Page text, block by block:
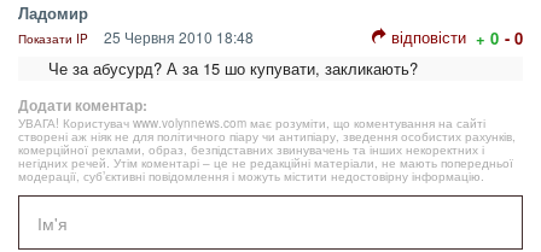
Ладомир
Показати IP 25 Червня 2010 18:48 відповісти + 0 - 0
Че за абусурд? А за 15 шо купувати, закликають?
Додати коментар:
УВАГА! Користувач www.volynnews.com має розуміти, що коментування на сайті
створені аж ніяк не для політичного піару чи антипіару, зведення особистих рахунків,
комерційної реклами, образ, безпідставних звинувачень та інших некоректних і
негідних речей. Утім коментарі – це не редакційні матеріали, не мають попередньої
модерації, суб’єктивні повідомлення і можуть містити недостовірну інформацію.